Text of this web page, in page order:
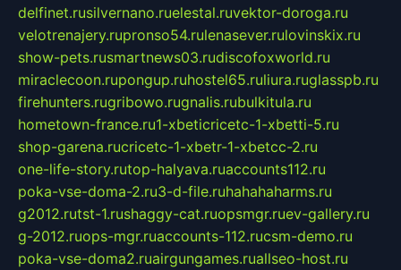
delfinet.rusilvernano.ruelestal.ruvektor-doroga.ru
velotrenajery.rupronso54.rulenasever.rulovinskix.ru
show-pets.rusmartnews03.rudiscofoxworld.ru
miraclecoon.rupongup.ruhostel65.ruliura.ruglasspb.ru
firehunters.rugribowo.rugnalis.rubulkitula.ru
hometown-france.ru1-xbeticricetc-1-xbetti-5.ru
shop-garena.rucricetc-1-xbetr-1-xbetcc-2.ru
one-life-story.rutop-halyava.ruaccounts112.ru
poka-vse-doma-2.ru3-d-file.ruhahahaharms.ru
g2012.rutst-1.rushaggy-cat.ruopsmgr.ruev-gallery.ru
g-2012.ruops-mgr.ruaccounts-112.rucsm-demo.ru
poka-vse-doma2.ruairgungames.ruallseo-host.ru